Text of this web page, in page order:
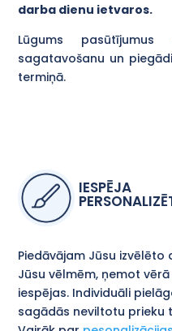
darba dienu ietvaros.
Lūgums pasūtījumus
sagatavošanu un
termiņā.
IESPĒJA
Piedāvājam Jūsu
Jūsu vēlmēm, ņemot
iespējas. Individuāli
sagādās neviltotu prieku